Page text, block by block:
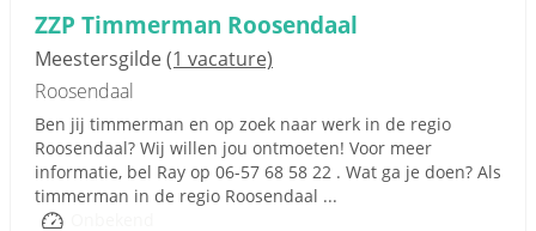
ZZP Timmerman Roosendaal
Meestersgilde(1 vacature)
Roosendaal
Ben jij timmerman en op zoek naar werk in de regio
Roosendaal? Wij willen jou ontmoeten! Voor meer
informatie, bel Ray op 06-57 68 58 22 . Wat ga je doen? Als
timmerman in de regio Roosendaal ...